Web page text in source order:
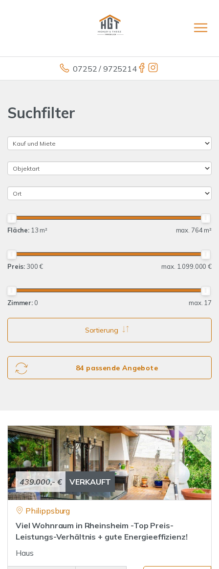
07252 / 9725214
Suchfilter
Fläche: 13 m² max. 764 m²
Preis: 300 € max. 1.099.000 €
Zimmer: 0 max. 17
Sortierung
84 passende Angebote
439.000,- € VERKAUFT
Philippsburg
Viel Wohnraum in Rheinsheim -Top Preis-
Leistungs-Verhältnis + gute Energieeffizienz!
Haus